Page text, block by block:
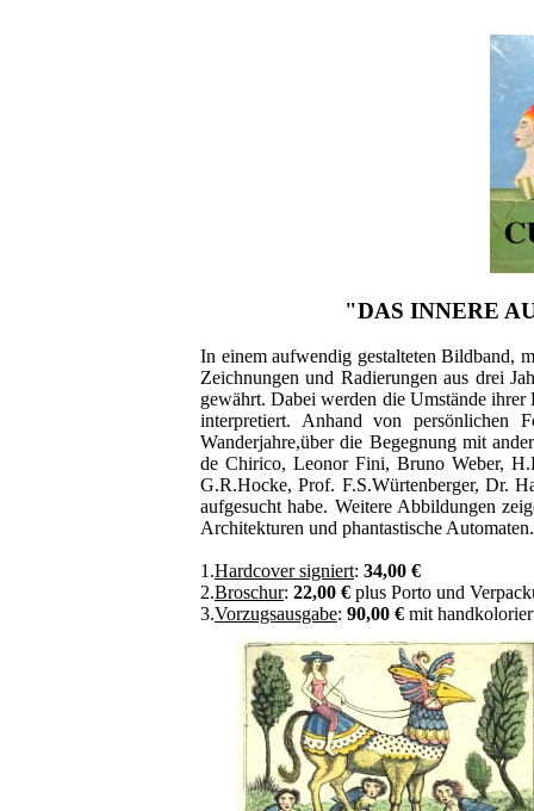
"DAS INNERE
In einem aufwendig gestalteten Bildband,
Zeichnungen und Radierungen aus drei
gewährt. Dabei werden die Umstände
interpretiert. Anhand von persönlichen
Wanderjahre,über die Begegnung mit
de Chirico, Leonor Fini, Bruno Weber,
G.R.Hocke, Prof. F.S.Würtenberger, Dr.
aufgesucht habe. Weitere Abbildungen
Architekturen und phantastische Automaten.
1.Hardcover signiert: 34,00 €
2.Broschur: 22,00 € plus Porto und
3.Vorzugsausgabe: 90,00 € mit